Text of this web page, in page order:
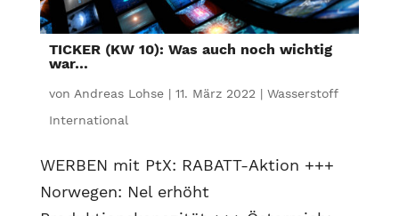
TICKER (KW 10): Was auch noch wichtig
war…
von Andreas Lohse| 11. März 2022 | Wasserstoff
International
WERBEN mit PtX: RABATT-Aktion +++
Norwegen: Nel erhöht